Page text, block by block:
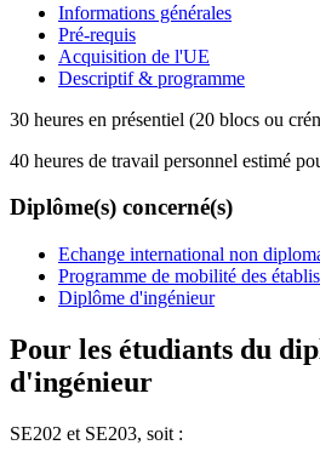
Informations générales
Pré-requis
Acquisition de l'UE
Descriptif & programme
30 heures en présentiel (20 blocs ou
40 heures de travail personnel estimé
Diplôme(s) concerné(s)
Echange international non
Programme de mobilité des
Diplôme d'ingénieur
Pour les étudiants du
d'ingénieur
SE202 et SE203, soit :